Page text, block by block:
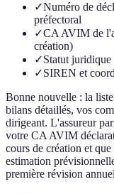
✓Numéro de
préfectoral
✓CA AVIM de
création)
✓Statut
✓SIREN et
Bonne nouvelle : la
bilans détaillés, vos
dirigeant. L'assureur
votre CA AVIM
cours de création et
estimation
première révision